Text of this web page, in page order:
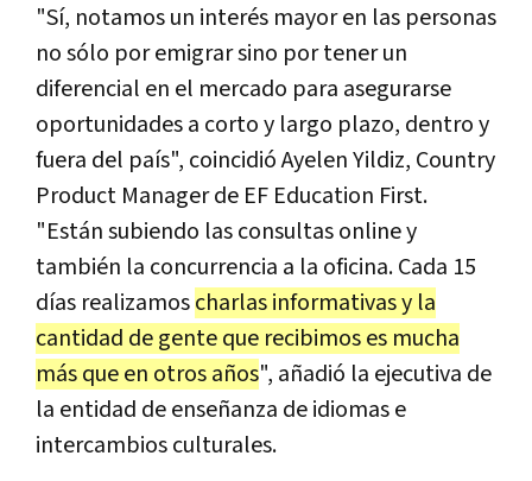
"Sí, notamos un interés mayor en las personas
no sólo por emigrar sino por tener un
diferencial en el mercado para asegurarse
oportunidades a corto y largo plazo, dentro y
fuera del país", coincidió Ayelen Yildiz, Country
Product Manager de EF Education First.
"Están subiendo las consultas online y
también la concurrencia a la oficina. Cada 15
días realizamoscharlas informativas y la
cantidad de gente que recibimos es mucha
más que en otros años", añadió la ejecutiva de
la entidad de enseñanza de idiomas e
intercambios culturales.